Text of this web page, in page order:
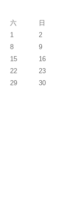
六
日
1
2
8
9
15
16
22
23
29
30